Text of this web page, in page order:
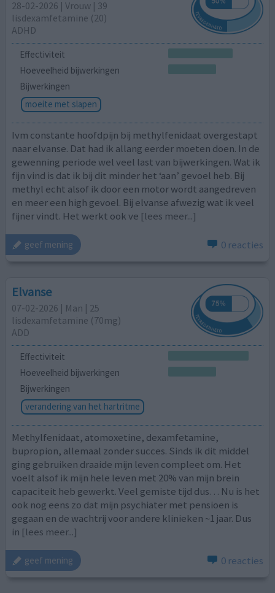
28-02-2026 | Vrouw | 39
lisdexamfetamine (20)
ADHD
Effectiviteit
Hoeveelheid bijwerkingen
Bijwerkingen
moeite met slapen
Ivm constante hoofdpijn bij methylfenidaat overgestapt
naar elvanse. Dat had ik allang eerder moeten doen. In de
gewenning periode wel veel last van bijwerkingen. Wat ik
fijn vind is dat ik bij dit minder het ‘aan’ gevoel heb. Bij
methyl echt alsof ik door een motor wordt aangedreven
en meer een high gevoel. Bij elvanse afwezig wat ik veel
fijner vindt. Het werkt ook ve [lees meer...]
geef mening 0 reacties
Elvanse
07-02-2026 | Man | 25
lisdexamfetamine (70mg)
ADD
Effectiviteit
Hoeveelheid bijwerkingen
Bijwerkingen
verandering van het hartritme
Methylfenidaat, atomoxetine, dexamfetamine,
bupropion, allemaal zonder succes. Sinds ik dit middel
ging gebruiken draaide mijn leven compleet om. Het
voelt alsof ik mijn hele leven met 20% van mijn brein
capaciteit heb gewerkt. Veel gemiste tijd dus… Nu is het
ook nog eens zo dat mijn psychiater met pensioen is
gegaan en de wachtrij voor andere klinieken ~1 jaar. Dus
in [lees meer...]
geef mening 0 reacties